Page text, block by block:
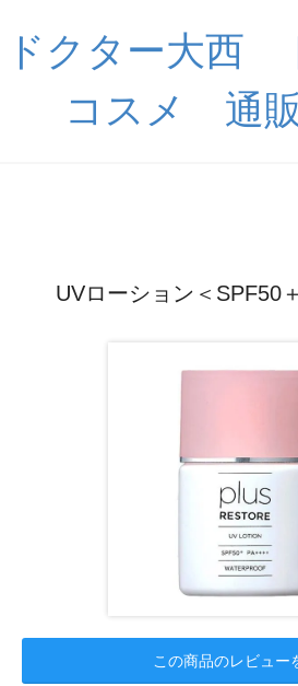
ドクター大西
コスメ 通
UVローション＜SPF50
この商品のレビュー